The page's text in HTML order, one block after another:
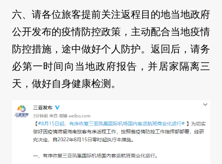
六、请各位旅客提前关注返程目的地当地政府
公开发布的疫情防控政策，主动配合当地疫情
防控措施，途中做好个人防护。返回后，请务
必第一时间向当地政府报告，并居家隔离三
天，做好自身健康检测。